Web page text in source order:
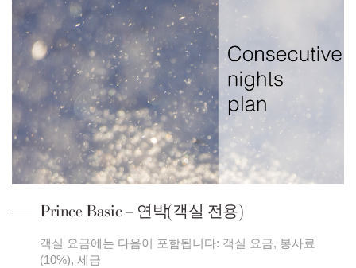
Prince Basic – 연박(객실 전용)
객실 요금에는 다음이 포함됩니다: 객실 요금, 봉사료
(10%), 세금